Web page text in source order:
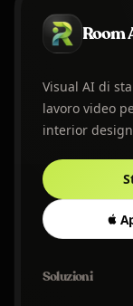
Room
Visual AI di
lavoro video
interior
Soluzioni